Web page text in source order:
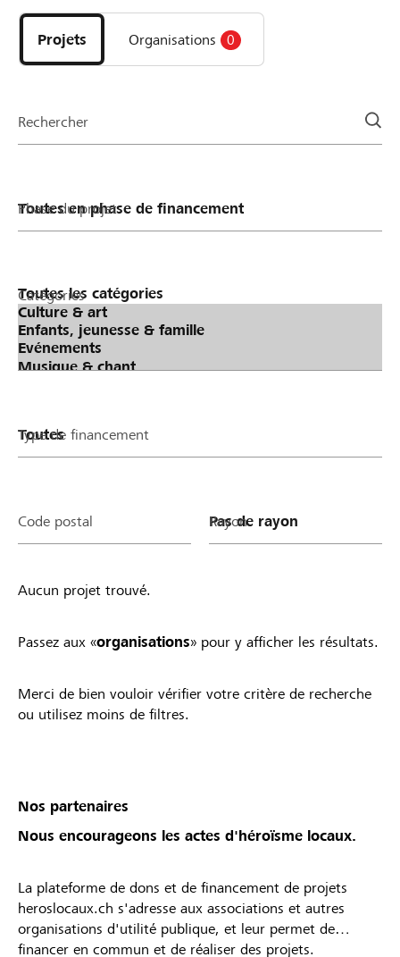
DE FR IT
les
projets
et
la
Projets Organisations 0
Rechercher
Phase du projet
Catégories
Type de financement
Code postal Rayon
Aucun projet trouvé.
Passez aux «organisations» pour y afficher les résultats.
Merci de bien vouloir vérifier votre critère de recherche
ou utilisez moins de filtres.
Nos partenaires
Nous encourageons les actes d'héroïsme locaux.
La plateforme de dons et de financement de projets
heroslocaux.ch s'adresse aux associations et autres
organisations d'utilité publique, et leur permet de
financer en commun et de réaliser des projets.